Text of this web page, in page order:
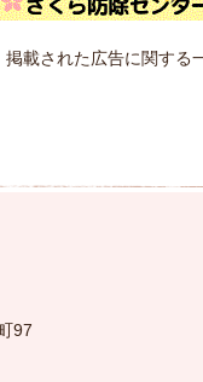
掲載された広告に関する
97